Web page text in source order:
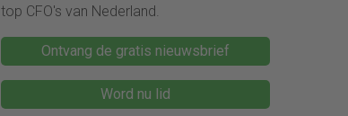
top CFO's van Nederland.
Ontvang de gratis nieuwsbrief
Word nu lid